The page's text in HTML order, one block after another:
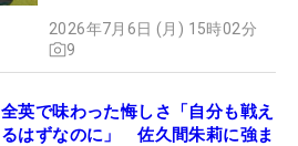
2026年7月6日 (月) 15時02分
9
全英で味わった悔しさ「自分も戦え
るはずなのに」 佐久間朱莉に強ま